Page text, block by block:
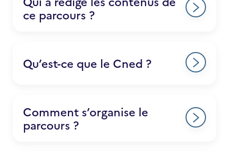
ce parcours ?
Qu’est-ce que le Cned ?
Comment s’organise le
parcours ?